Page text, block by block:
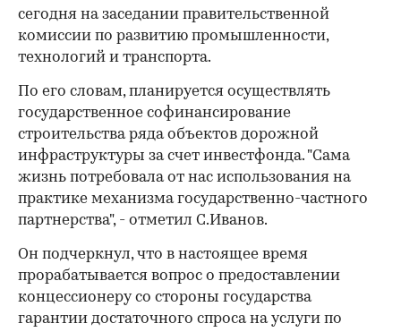
сегодня на заседании правительственной
комиссии по развитию промышленности,
технологий и транспорта.
По его словам, планируется осуществлять
государственное софинансирование
строительства ряда объектов дорожной
инфраструктуры за счет инвестфонда. "Сама
жизнь потребовала от нас использования на
практике механизма государственно-частного
партнерства", - отметил С.Иванов.
Он подчеркнул, что в настоящее время
прорабатывается вопрос о предоставлении
концессионеру со стороны государства
гарантии достаточного спроса на услуги по